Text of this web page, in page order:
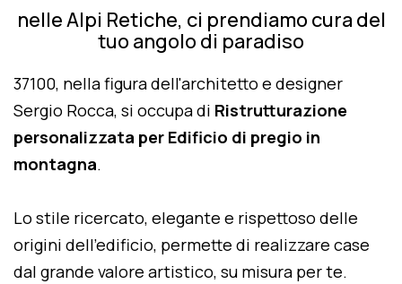
nelle Alpi Retiche, ci prendiamo cura del
tuo angolo di paradiso
37100, nella figura dell'architetto e designer
Sergio Rocca, si occupa di Ristrutturazione
personalizzata per Edificio di pregio in
montagna.
Lo stile ricercato, elegante e rispettoso delle
origini dell'edificio, permette di realizzare case
dal grande valore artistico, su misura per te.